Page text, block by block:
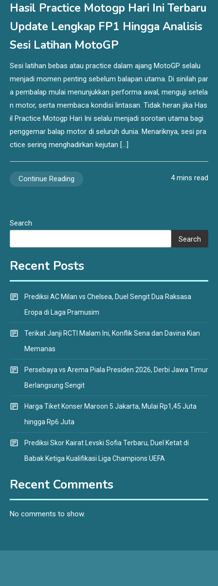
Hasil Practice Motogp Hari Ini Terbaru
Update Lengkap FP1 Hingga Analisis
Sesi Latihan MotoGP
Sesi latihan bebas atau practice dalam ajang MotoGP selalu
menjadi momen penting sebelum balapan utama. Di sinilah par
a pembalap mulai menunjukkan performa awal, menguji setela
n motor, serta membaca kondisi lintasan. Tidak heran jika Has
il Practice Motogp Hari Ini selalu menjadi sorotan utama bagi
penggemar balap motor di seluruh dunia. Menariknya, sesi pra
ctice sering menghadirkan kejutan […]
Continue Reading 4 mins read
Search
Search
Recent Posts
Prediksi AC Milan vs Chelsea, Duel Sengit Dua Raksasa
Eropa di Laga Pramusim
Terikat Janji RCTI Malam Ini, Konflik Sena dan Davina Kian
Memanas
Persebaya vs Arema Piala Presiden 2026, Derbi Jawa Timur
Berlangsung Sengit
Harga Tiket Konser Maroon 5 Jakarta, Mulai Rp1,45 Juta
hingga Rp6 Juta
Prediksi Skor Kairat Levski Sofia Terbaru, Duel Ketat di
Babak Ketiga Kualifikasi Liga Champions UEFA
Recent Comments
No comments to show.